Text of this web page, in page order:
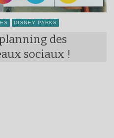
DISNEY PARKS
des
sociaux !